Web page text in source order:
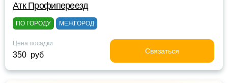
Атк Профипереезд
ПО ГОРОДУ МЕЖГОРОД
Цена посадки
350 руб Связаться